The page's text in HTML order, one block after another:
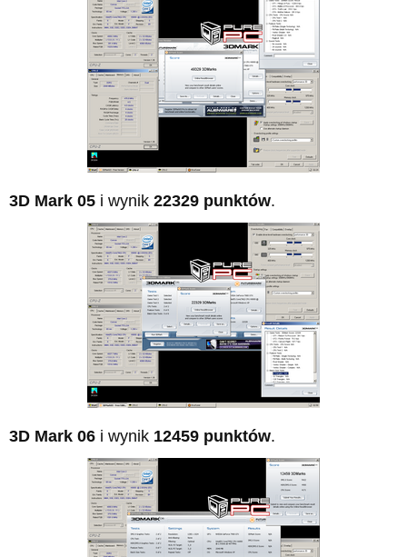
3D Mark 05 i wynik 22329 punktów.
3D Mark 06 i wynik 12459 punktów.